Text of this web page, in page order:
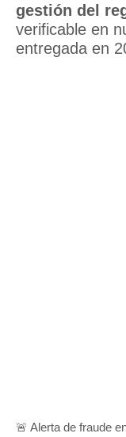
gestión del
verificable en
entregada en
🚨 Alerta de fraude